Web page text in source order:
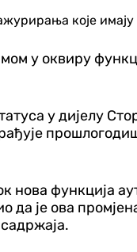
које
у оквиру
у дијелу
нова функција
да је ова